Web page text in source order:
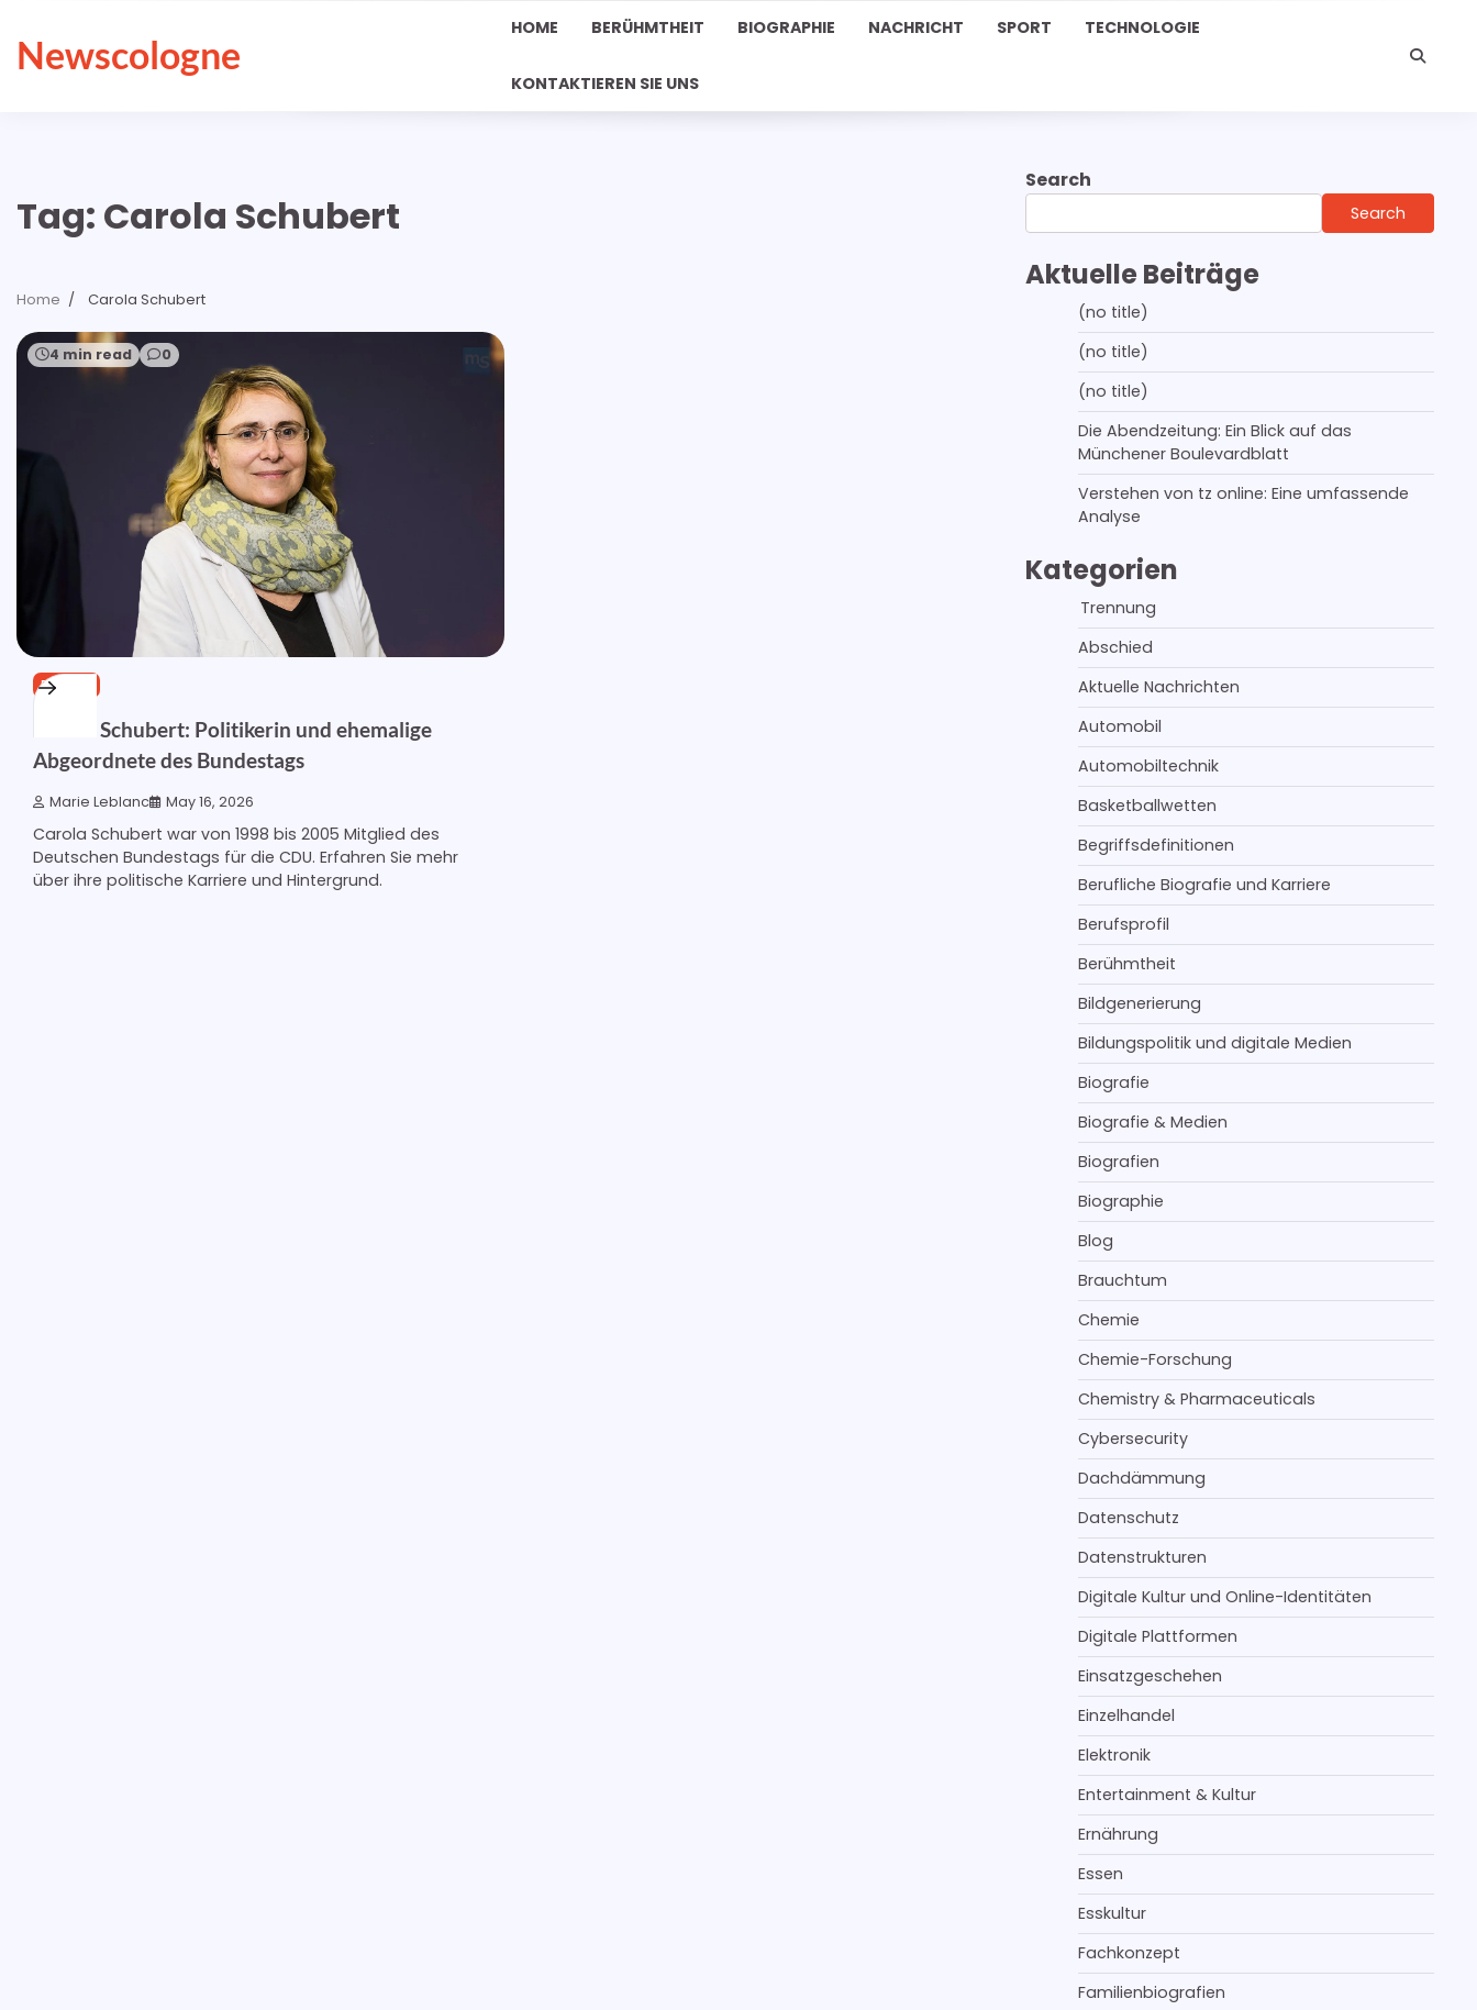
content
Newscologne
HOME BERÜHMTHEIT BIOGRAPHIE NACHRICHT SPORT TECHNOLOGIE
KONTAKTIEREN SIE UNS
Tag: Carola Schubert
Home Carola Schubert
4 min read 0
POLITIK
Carola Schubert: Politikerin und ehemalige
Abgeordnete des Bundestags
Marie Leblanc May 16, 2026
Carola Schubert war von 1998 bis 2005 Mitglied des
Deutschen Bundestags für die CDU. Erfahren Sie mehr
über ihre politische Karriere und Hintergrund.
Search
Search
Aktuelle Beiträge
(no title)
(no title)
(no title)
Die Abendzeitung: Ein Blick auf das
Münchener Boulevardblatt
Verstehen von tz online: Eine umfassende
Analyse
Kategorien
Trennung
Abschied
Aktuelle Nachrichten
Automobil
Automobiltechnik
Basketballwetten
Begriffsdefinitionen
Berufliche Biografie und Karriere
Berufsprofil
Berühmtheit
Bildgenerierung
Bildungspolitik und digitale Medien
Biografie
Biografie & Medien
Biografien
Biographie
Blog
Brauchtum
Chemie
Chemie-Forschung
Chemistry & Pharmaceuticals
Cybersecurity
Dachdämmung
Datenschutz
Datenstrukturen
Digitale Kultur und Online-Identitäten
Digitale Plattformen
Einsatzgeschehen
Einzelhandel
Elektronik
Entertainment & Kultur
Ernährung
Essen
Esskultur
Fachkonzept
Familienbiografien